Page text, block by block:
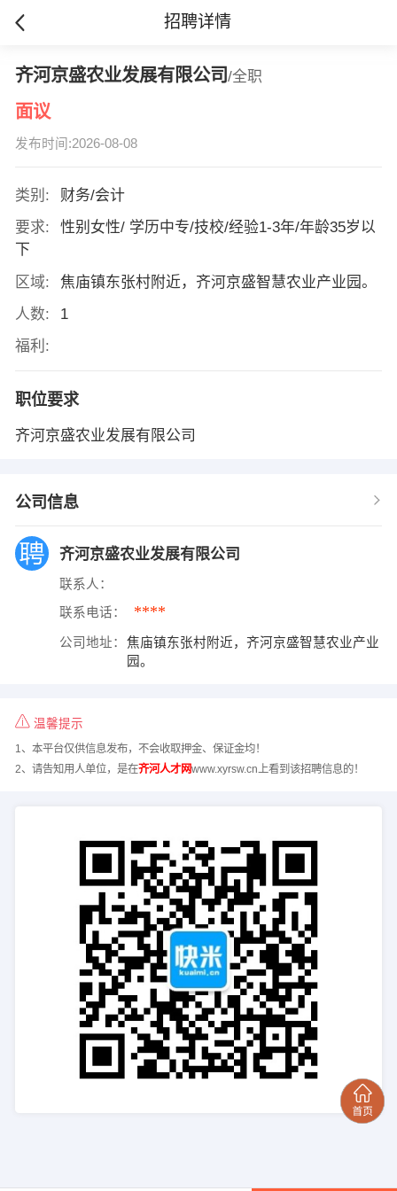
招聘详情
齐河京盛农业发展有限公司/全职
面议
发布时间:2026-08-08
类别:
财务/会计
要求:
性别女性/ 学历中专/技校/经验1-3年/年龄35岁以
下
区域:
焦庙镇东张村附近，齐河京盛智慧农业产业园。
人数:
1
福利:
职位要求
齐河京盛农业发展有限公司
公司信息
齐河京盛农业发展有限公司
联系人：
联系电话： ****
公司地址：
焦庙镇东张村附近，齐河京盛智慧农业产业
园。
温馨提示
1、本平台仅供信息发布，不会收取押金、保证金均！
2、请告知用人单位，是在齐河人才网www.xyrsw.cn上看到该招聘信息的！